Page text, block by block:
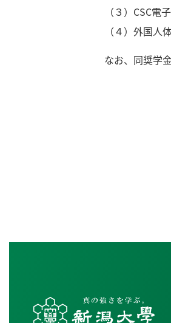
（３）CSC電
（４）外国人
なお、同奨学